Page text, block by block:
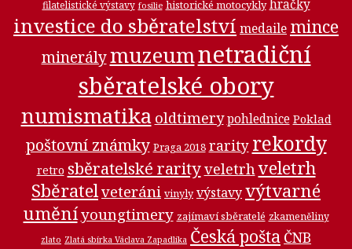
filatelistické výstavy fosilie historické motocykly hračky
investice do sběratelství medaile mince
minerálymuzeumnetradiční
sběratelské obory
numismatika oldtimery pohlednice Poklad
poštovní známky Praga 2018 rarity rekordy
retro sběratelské rarityveletrhveletrh
Sběratelveteráni vinyly výstavyvýtvarné
uměníyoungtimery zajímaví sběratelé zkameněliny
zlato Zlatá sbírka Václava Zapadlíka Česká pošta ČNB